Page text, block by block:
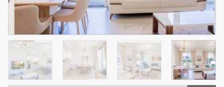
3 المعروض
غير مفروش /ة
الشيكات
1
اسم الوسيط
NILOOFAR ABBAS VAKIL
رقم الوسيط
أتصل الأن
5 أشهر +